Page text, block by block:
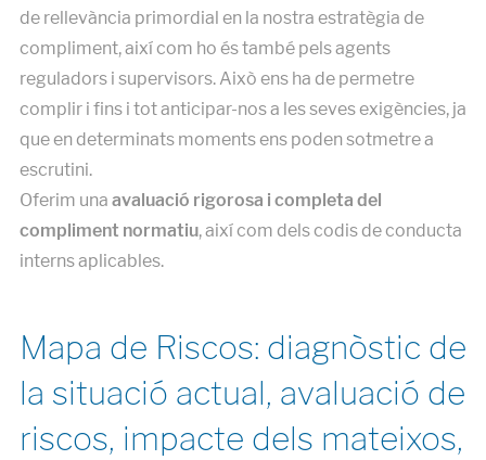
de rellevància primordial en la nostra estratègia de
compliment, així com ho és també pels agents
reguladors i supervisors. Això ens ha de permetre
complir i fins i tot anticipar-nos a les seves exigències, ja
que en determinats moments ens poden sotmetre a
escrutini.
Oferim una avaluació rigorosa i completa del
compliment normatiu, així com dels codis de conducta
interns aplicables.
Mapa de Riscos: diagnòstic de
la situació actual, avaluació de
riscos, impacte dels mateixos,